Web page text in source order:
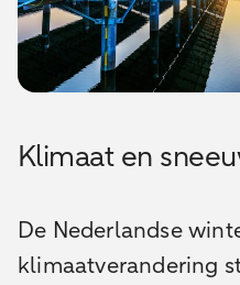
Klimaat en
De Nederlandse
klimaatverandering